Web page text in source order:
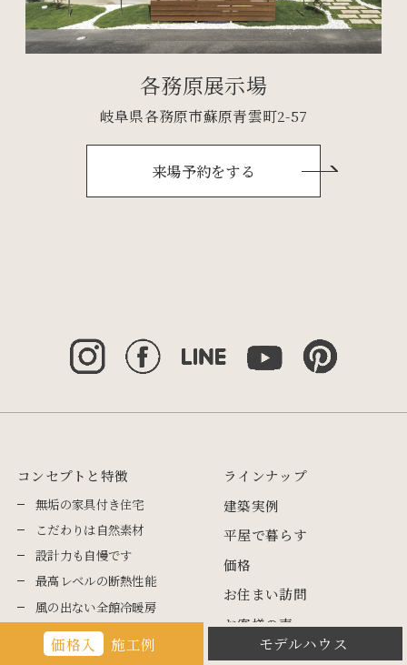
各務原展示場
岐阜県各務原市蘇原青雲町2-57
来場予約をする
コンセプトと特徴
無垢の家具付き住宅
こだわりは自然素材
設計力も自慢です
最高レベルの断熱性能
風の出ない全館冷暖房
最強の耐震
ラインナップ
建築実例
平屋で暮らす
価格
お住まい訪問
お客様の声
家づくりの流れ
価格入 施工例 モデルハウス